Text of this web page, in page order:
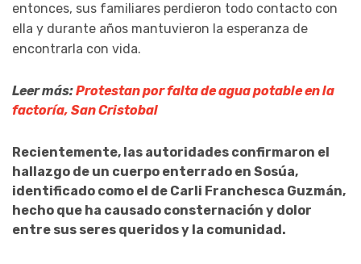
entonces, sus familiares perdieron todo contacto con
ella y durante años mantuvieron la esperanza de
encontrarla con vida.
Leer más:Protestan por falta de agua potable en la
factoría, San Cristobal
Recientemente, las autoridades confirmaron el
hallazgo de un cuerpo enterrado en Sosúa,
identificado como el de Carli Franchesca Guzmán,
hecho que ha causado consternación y dolor
entre sus seres queridos y la comunidad.